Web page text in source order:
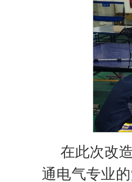
在此次改
通电气专业